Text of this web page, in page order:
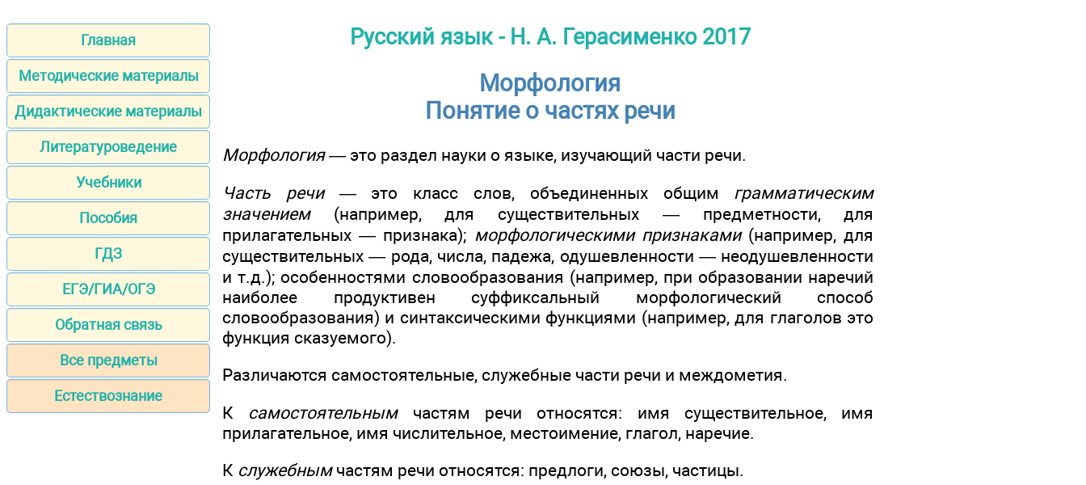
Главная
Методические материалы
Дидактические материалы
Литературоведение
Учебники
Пособия
ГДЗ
ЕГЭ/ГИА/ОГЭ
Обратная связь
Все предметы
Естествознание
Русский язык - Н. А. Герасименко 2017
Морфология
Понятие о частях речи
Морфология— это раздел науки о языке, изучающий части речи.
Часть речи— это класс слов, объединенных общим грамматическим
значением(например, для существительных — предметности, для
прилагательных — признака); морфологическими признаками(например, для
существительных — рода, числа, падежа, одушевленности — неодушевленности
и т.д.); особенностями словообразования (например, при образовании наречий
наиболее продуктивен суффиксальный морфологический способ
словообразования) и синтаксическими функциями (например, для глаголов это
функция сказуемого).
Различаются самостоятельные, служебные части речи и междометия.
К самостоятельнымчастям речи относятся: имя существительное, имя
прилагательное, имя числительное, местоимение, глагол, наречие.
К служебнымчастям речи относятся: предлоги, союзы, частицы.